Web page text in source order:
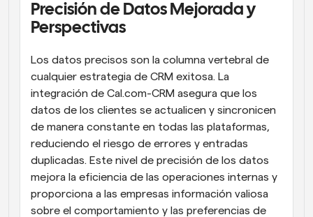
Precisión de Datos Mejorada y
Perspectivas
Los datos precisos son la columna vertebral de
cualquier estrategia de CRM exitosa. La
integración de Cal.com-CRM asegura que los
datos de los clientes se actualicen y sincronicen
de manera constante en todas las plataformas,
reduciendo el riesgo de errores y entradas
duplicadas. Este nivel de precisión de los datos
mejora la eficiencia de las operaciones internas y
proporciona a las empresas información valiosa
sobre el comportamiento y las preferencias de